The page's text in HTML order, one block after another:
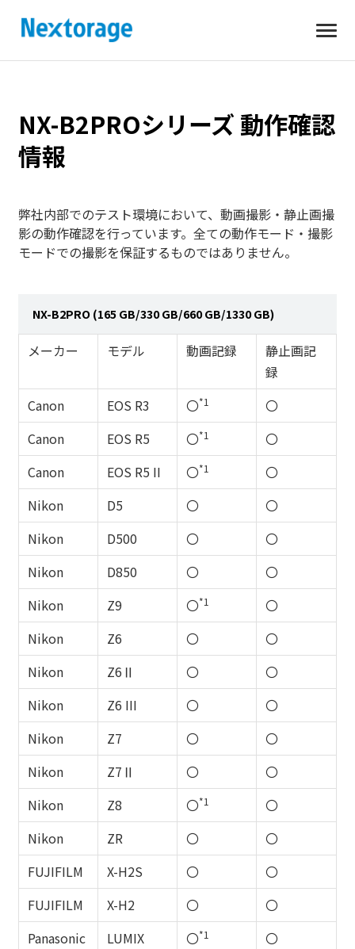
く
NX-B2PROシリーズ 動作確認
情報
弊社内部でのテスト環境において、動画撮影・静止画撮
影の動作確認を行っています。全ての動作モード・撮影
モードでの撮影を保証するものではありません。
NX-B2PRO (165 GB/330 GB/660 GB/1330 GB)
メーカー モデル 動画記録
静止画記
録
Canon
EOS R3 〇*1
〇
Canon
EOS R5 〇*1
〇
Canon
EOS R5 II 〇*1
〇
Nikon
D5 〇
〇
Nikon
D500 〇
〇
Nikon
D850 〇
〇
Nikon
Z9 〇*1
〇
Nikon
Z6 〇
〇
Nikon
Z6Ⅱ 〇
〇
Nikon
Z6 III 〇
〇
Nikon
Z7 〇
〇
Nikon
Z7Ⅱ 〇
〇
Nikon
Z8 〇*1
〇
Nikon
ZR 〇
〇
FUJIFILM
X-H2S 〇
〇
FUJIFILM
X-H2 〇
〇
Panasonic
LUMIX
〇*1 〇